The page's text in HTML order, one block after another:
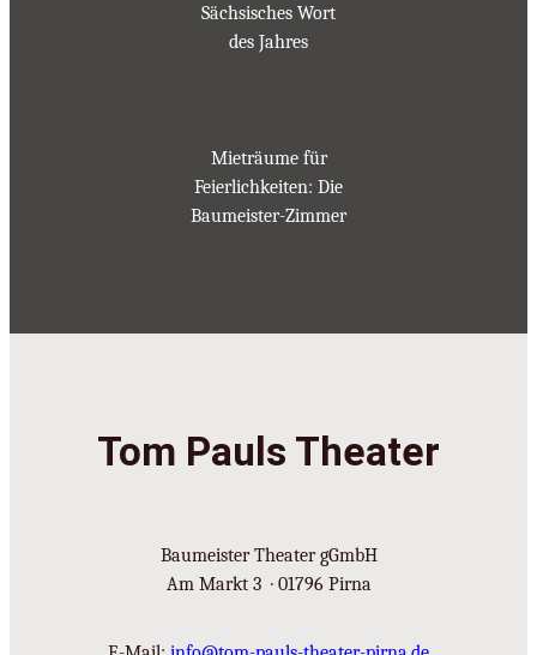
Sächsisches Wort
des Jahres
Mieträume für
Feierlichkeiten: Die
Baumeister-Zimmer
Tom Pauls Theater
Baumeister Theater gGmbH
Am Markt 3 · 01796 Pirna